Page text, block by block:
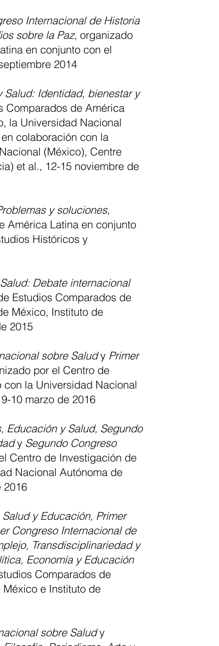
Internacional de Historia
sobre la Paz, organizado
en conjunto con el
2014
Identidad, bienestar y
Comparados de América
la Universidad Nacional
colaboración con la
(México), Centre
et al., 12-15 noviembre de
y soluciones,
América Latina en conjunto
Históricos y
Debate internacional
Estudios Comparados de
México, Instituto de
2015
sobre Saludy Primer
por el Centro de
la Universidad Nacional
10 marzo de 2016
Educación y Salud, Segundo
y Segundo Congreso
Centro de Investigación de
Nacional Autónoma de
2016
y Educación, Primer
Congreso Internacional de
Transdisciplinariedad y
Economía y Educación
Comparados de
e Instituto de
sobre Saludy